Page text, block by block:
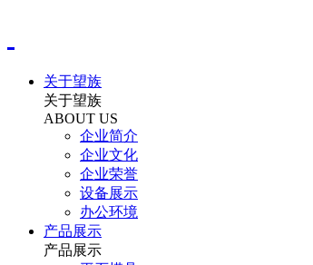
关于望族
关于望族
ABOUT US
企业简介
企业文化
企业荣誉
设备展示
办公环境
产品展示
产品展示